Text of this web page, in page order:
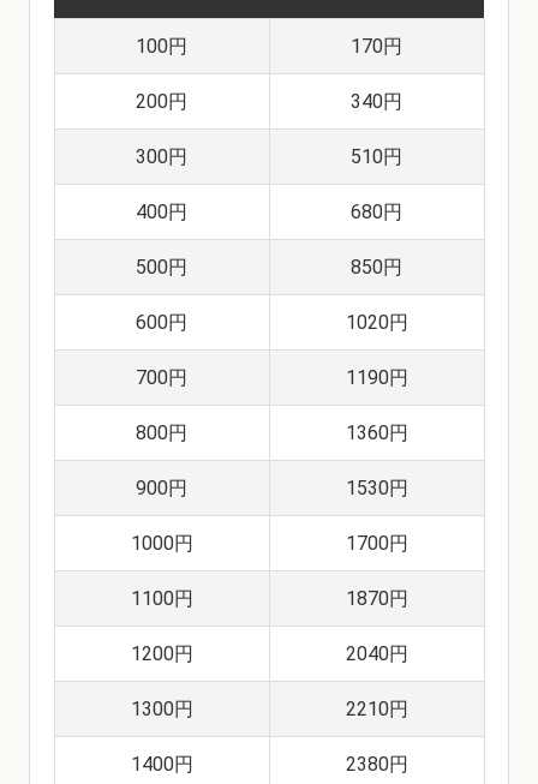
100円 170円
200円 340円
300円 510円
400円 680円
500円 850円
600円 1020円
700円 1190円
800円 1360円
900円 1530円
1000円 1700円
1100円 1870円
1200円 2040円
1300円 2210円
1400円 2380円